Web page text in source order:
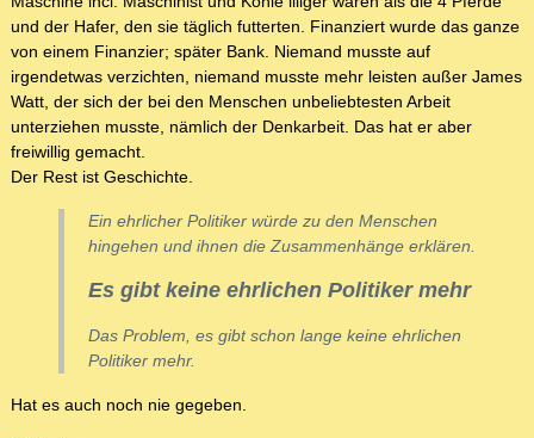
und der Hafer, den sie täglich futterten. Finanziert wurde das ganze
von einem Finanzier; später Bank. Niemand musste auf
irgendetwas verzichten, niemand musste mehr leisten außer James
Watt, der sich der bei den Menschen unbeliebtesten Arbeit
unterziehen musste, nämlich der Denkarbeit. Das hat er aber
freiwillig gemacht.
Der Rest ist Geschichte.
Ein ehrlicher Politiker würde zu den Menschen
hingehen und ihnen die Zusammenhänge erklären.
Es gibt keine ehrlichen Politiker mehr
Das Problem, es gibt schon lange keine ehrlichen
Politiker mehr.
Hat es auch noch nie gegeben.